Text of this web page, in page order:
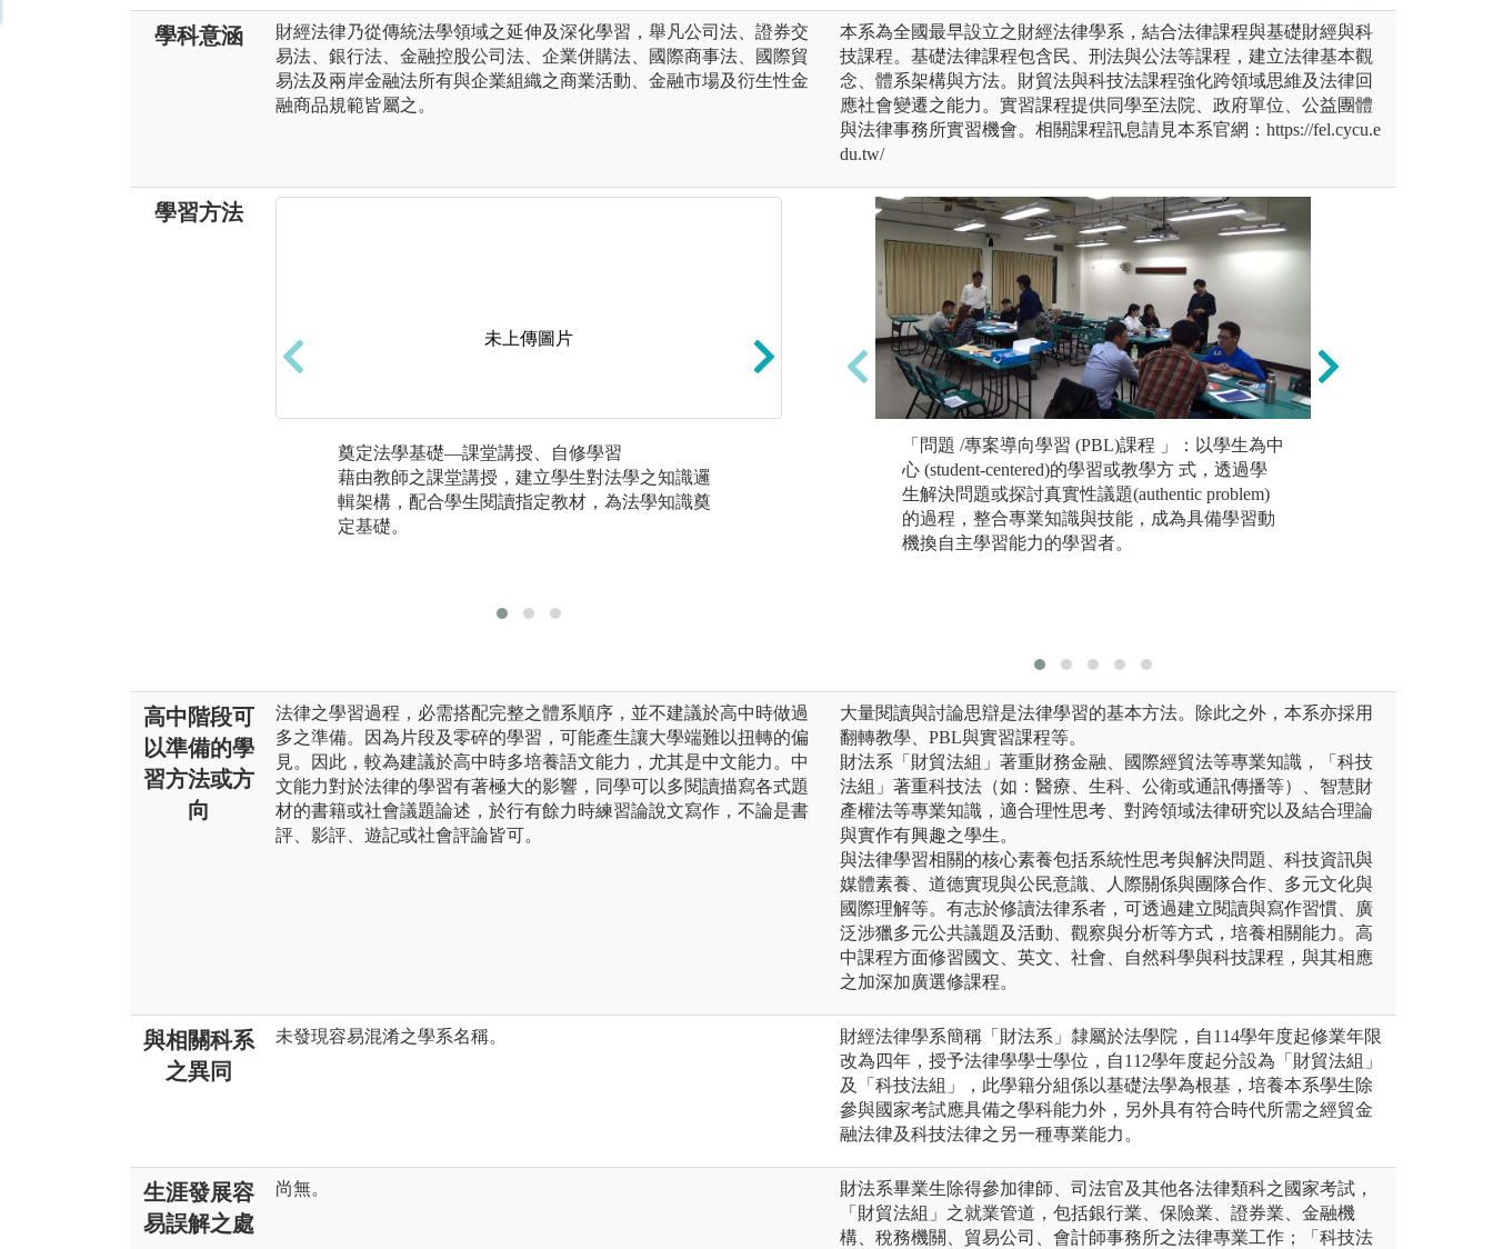
學科意涵
財經法律乃從傳統法學領域之延伸及深化學習，舉凡公司法、證券交
易法、銀行法、金融控股公司法、企業併購法、國際商事法、國際貿
易法及兩岸金融法所有與企業組織之商業活動、金融市場及衍生性金
融商品規範皆屬之。
本系為全國最早設立之財經法律學系，結合法律課程與基礎財經與科
技課程。基礎法律課程包含民、刑法與公法等課程，建立法律基本觀
念、體系架構與方法。財貿法與科技法課程強化跨領域思維及法律回
應社會變遷之能力。實習課程提供同學至法院、政府單位、公益團體
與法律事務所實習機會。相關課程訊息請見本系官網：https://fel.cycu.e
du.tw/
學習方法
未上傳圖片
奠定法學基礎—課堂講授、自修學習
藉由教師之課堂講授，建立學生對法學之知識邏
輯架構，配合學生閱讀指定教材，為法學知識奠
定基礎。
未上傳圖片
實務應用－業師授課
法學屬於高度實用性之學科，在財經法領域中，
本系藉由豐富之產學合作夥伴中國信託資源，邀
請業師授課，透過業師介紹實務運作及爭議問題
解決方法，給予學生結合理論與實務之務實課
「問題 /專案導向學習 (PBL)課程 」：以學生為中
心 (student-centered)的學習或教學方 式，透過學
生解決問題或探討真實性議題(authentic problem)
的過程，整合專業知識與技能，成為具備學習動
機換自主學習能力的學習者。
高中階段可
以準備的學
習方法或方
向
法律之學習過程，必需搭配完整之體系順序，並不建議於高中時做過
多之準備。因為片段及零碎的學習，可能產生讓大學端難以扭轉的偏
見。因此，較為建議於高中時多培養語文能力，尤其是中文能力。中
文能力對於法律的學習有著極大的影響，同學可以多閱讀描寫各式題
材的書籍或社會議題論述，於行有餘力時練習論說文寫作，不論是書
評、影評、遊記或社會評論皆可。
大量閱讀與討論思辯是法律學習的基本方法。除此之外，本系亦採用
翻轉教學、PBL與實習課程等。
財法系「財貿法組」著重財務金融、國際經貿法等專業知識，「科技
法組」著重科技法（如：醫療、生科、公衛或通訊傳播等）、智慧財
產權法等專業知識，適合理性思考、對跨領域法律研究以及結合理論
與實作有興趣之學生。
與法律學習相關的核心素養包括系統性思考與解決問題、科技資訊與
媒體素養、道德實現與公民意識、人際關係與團隊合作、多元文化與
國際理解等。有志於修讀法律系者，可透過建立閱讀與寫作習慣、廣
泛涉獵多元公共議題及活動、觀察與分析等方式，培養相關能力。高
中課程方面修習國文、英文、社會、自然科學與科技課程，與其相應
之加深加廣選修課程。
與相關科系
之異同
未發現容易混淆之學系名稱。
財經法律學系簡稱「財法系」隸屬於法學院，自114學年度起修業年限
改為四年，授予法律學學士學位，自112學年度起分設為「財貿法組」
及「科技法組」，此學籍分組係以基礎法學為根基，培養本系學生除
參與國家考試應具備之學科能力外，另外具有符合時代所需之經貿金
融法律及科技法律之另一種專業能力。
生涯發展容
易誤解之處
尚無。
財法系畢業生除得參加律師、司法官及其他各法律類科之國家考試，
「財貿法組」之就業管道，包括銀行業、保險業、證券業、金融機
構、稅務機關、貿易公司、會計師事務所之法律專業工作；「科技法